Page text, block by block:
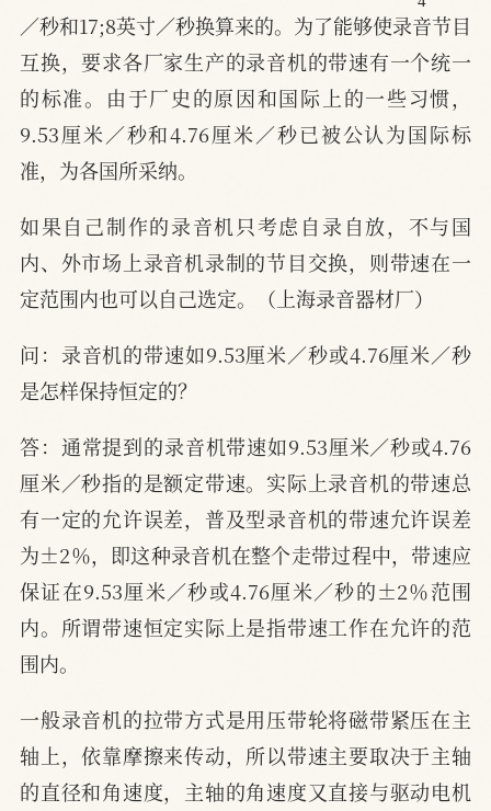
／秒和17;8英寸／秒换算来的。为了能够使录音节目
互换，要求各厂家生产的录音机的带速有一个统一
的标准。由于厂史的原因和国际上的一些习惯，
9.53厘米／秒和4.76厘米／秒已被公认为国际标
准，为各国所采纳。
如果自己制作的录音机只考虑自录自放，不与国
内、外市场上录音机录制的节目交换，则带速在一
定范围内也可以自己选定。（上海录音器材厂）
问：录音机的带速如9.53厘米／秒或4.76厘米／秒
是怎样保持恒定的？
答：通常提到的录音机带速如9.53厘米／秒或4.76
厘米／秒指的是额定带速。实际上录音机的带速总
有一定的允许误差，普及型录音机的带速允许误差
为±2％，即这种录音机在整个走带过程中，带速应
保证在9.53厘米／秒或4.76厘米／秒的±2％范围
内。所谓带速恒定实际上是指带速工作在允许的范
围内。
一般录音机的拉带方式是用压带轮将磁带紧压在主
轴上，依靠摩擦来传动，所以带速主要取决于主轴
的直径和角速度，主轴的角速度又直接与驱动电机